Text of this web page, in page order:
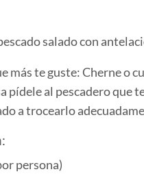
salado con
más te guste: Cherne o
pídele al pescadero que
a trocearlo
persona)